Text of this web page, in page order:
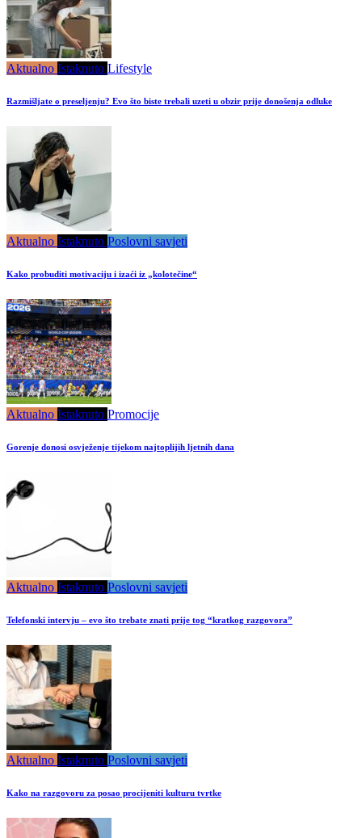
Aktualno Istaknuto Lifestyle
Razmišljate o preseljenju? Evo što biste trebali uzeti u obzir prije donošenja odluke
Aktualno Istaknuto Poslovni savjeti
Kako probuditi motivaciju i izaći iz „kolotečine“
Aktualno Istaknuto Promocije
Gorenje donosi osvježenje tijekom najtoplijih ljetnih dana
Aktualno Istaknuto Poslovni savjeti
Telefonski intervju – evo što trebate znati prije tog “kratkog razgovora”
Aktualno Istaknuto Poslovni savjeti
Kako na razgovoru za posao procijeniti kulturu tvrtke